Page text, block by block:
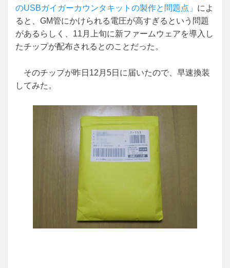
のUSBガイガーカウンタキットの製作と問題点」 によ
ると、GM管にかけられる電圧が高すぎるという問題
があるらしく、11月上旬に新ファームウェアを導入し
たチップが配布されるとのことだった。
そのチップが昨日12月5日に届いたので、早速換装
してみた。